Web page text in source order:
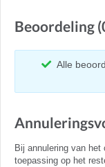
Beoordeling
Alle
Bij annulering van
toepassing op het